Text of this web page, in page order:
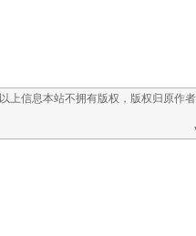
以上信息本站不拥有版权，版权归原作